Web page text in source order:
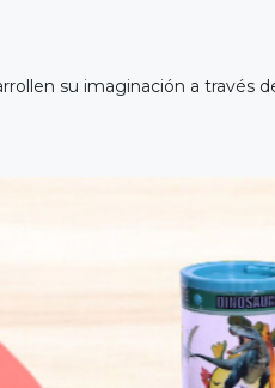
su imaginación a través